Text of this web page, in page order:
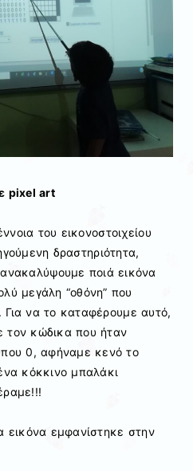
pixel art
του εικονοστοιχείου
δραστηριότητα,
ποιά εικόνα
μεγάλη “οθόνη” που
να το καταφέρουμε αυτό,
τον κώδικα που ήταν
0, αφήναμε κενό το
κόκκινο μπαλάκι
εικόνα εμφανίστηκε στην